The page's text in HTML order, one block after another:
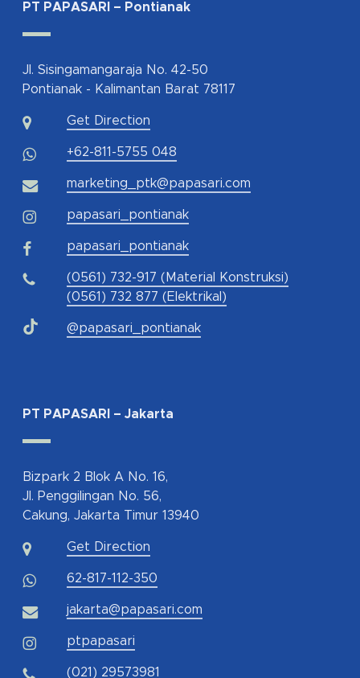
PT PAPASARI – Pontianak
Jl. Sisingamangaraja No. 42-50
Pontianak - Kalimantan Barat 78117
Get Direction
+62-811-5755 048
marketing_ptk@papasari.com
papasari_pontianak
papasari_pontianak
(0561) 732-917 (Material Konstruksi)
(0561) 732 877 (Elektrikal)
@papasari_pontianak
PT PAPASARI – Jakarta
Bizpark 2 Blok A No. 16,
Jl. Penggilingan No. 56,
Cakung, Jakarta Timur 13940
Get Direction
62-817-112-350
jakarta@papasari.com
ptpapasari
(021) 29573981